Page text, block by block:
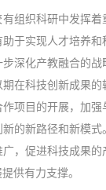
组织科研中发挥
于实现人才培养和
深化产教融合的
在科技创新成果的
项目的开展，加
的新路径和新模
，促进科技成果的
供有力支撑。